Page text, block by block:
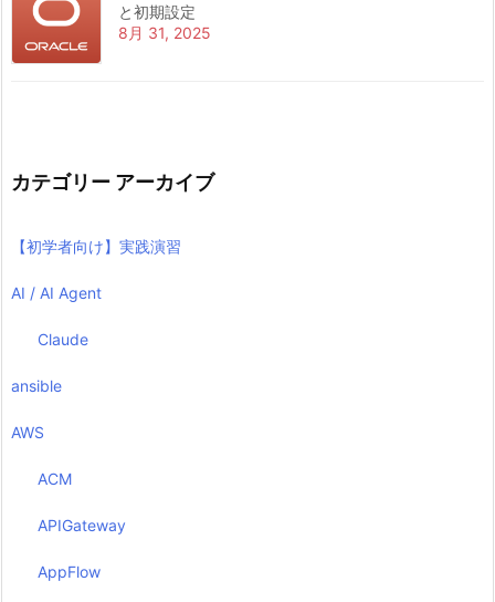
と初期設定
8月 31, 2025
カテゴリー アーカイブ
【初学者向け】実践演習
AI / AI Agent
Claude
ansible
AWS
ACM
APIGateway
AppFlow